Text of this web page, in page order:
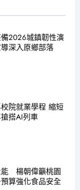
2026城鎮韌性演
深入原鄉部落
院就業學程 縮短
搭AI列車
能 楊朝偉籲桃園
算強化食品安全